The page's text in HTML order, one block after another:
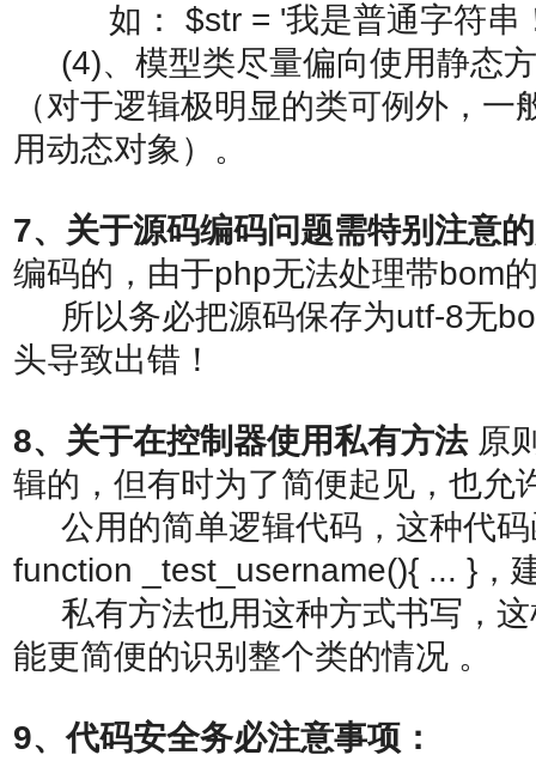
如： $str = '我是普通字符串
(4)、模型类尽量偏向使用静态
（对于逻辑极明显的类可例外，
用动态对象）。
7、关于源码编码问题需特别注意
编码的，由于php无法处理带bom
所以务必把源码保存为utf-8无
头导致出错！
8、关于在控制器使用私有方法原
辑的，但有时为了简便起见，也允
公用的简单逻辑代码，这种代码
function _test_username(){ ... }，
私有方法也用这种方式书写，这
能更简便的识别整个类的情况 。
9、代码安全务必注意事项：